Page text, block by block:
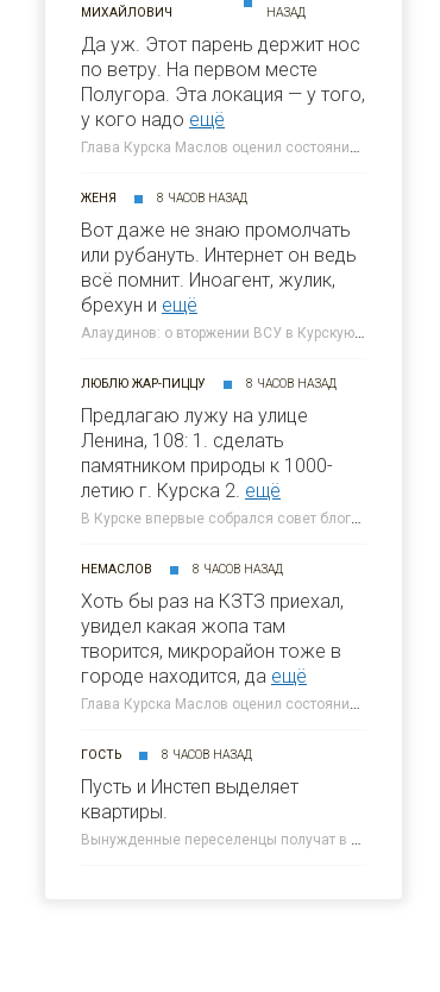
МИХАЙЛОВИЧ
НАЗАД
Да уж. Этот парень держит нос
по ветру. На первом месте
Полугора. Этa локация — у того,
у кого надо ещё
Глава Курска Маслов оценил состояние требующих благоустройства локаций » 46ТВ Курское Интернет Телевидение
ЖЕНЯ 8 ЧАСОВ НАЗАД
Вот даже не знаю промолчать
или рубануть. Интернет он ведь
всё помнит. Иноагент, жулик,
брехун и ещё
Алаудинов: о вторжении ВСУ в Курскую область я узнал от гражданских людей » 46ТВ Курское Интернет Телевидение
ЛЮБЛЮ ЖАР-ПИЦЦУ 8 ЧАСОВ НАЗАД
Предлагаю лужу на улице
Ленина, 108: 1. сделать
памятником природы к 1000-
летию г. Курска 2. ещё
В Курске впервые собрался совет блогеров при главе города » 46ТВ Курское Интернет Телевидение
НЕМАСЛОВ 8 ЧАСОВ НАЗАД
Хоть бы раз на КЗТЗ приехал,
увидел какая жопа там
творится, микрорайон тоже в
городе находится, да ещё
Глава Курска Маслов оценил состояние требующих благоустройства локаций » 46ТВ Курское Интернет Телевидение
ГОСТЬ 8 ЧАСОВ НАЗАД
Пусть и Инстеп выделяет
квартиры.
Вынужденные переселенцы получат в Курске около 300 квартир от КПД » 46ТВ Курское Интернет Телевидение